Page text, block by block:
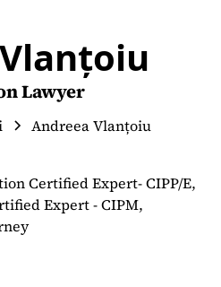
Lawyer
Andreea Vlanțoiu
Certified Expert- CIPP/E,
Expert - CIPM,